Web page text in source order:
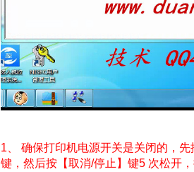
1、 确保打印机电源开关是关闭的，
键，然后按【取消/停止】键5 次松开